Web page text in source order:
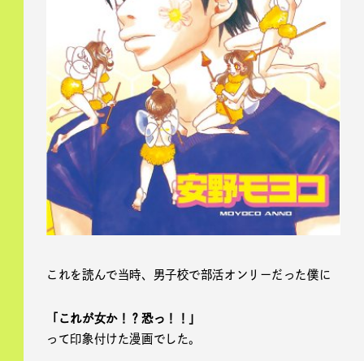
これを読んで当時、男子校で部活オンリーだった僕に
「これが女か！？恐っ！！」
って印象付けた漫画でした。